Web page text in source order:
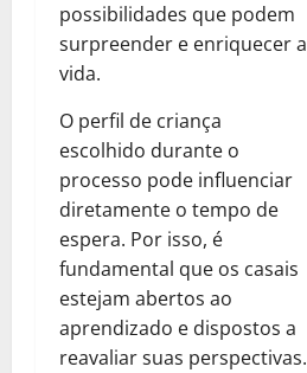
possibilidades que podem
surpreender e enriquecer a
vida.
O perfil de criança
escolhido durante o
processo pode influenciar
diretamente o tempo de
espera. Por isso, é
fundamental que os casais
estejam abertos ao
aprendizado e dispostos a
reavaliar suas perspectivas.